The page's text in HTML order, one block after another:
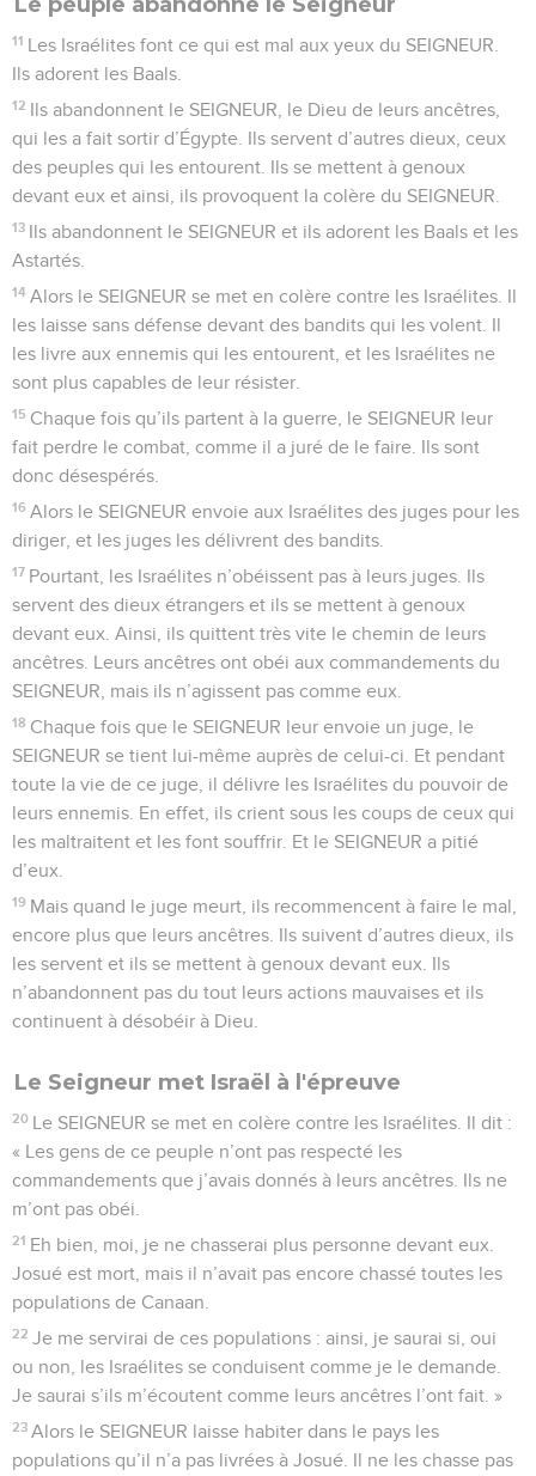
11 Les Israélites font ce qui est mal aux yeux du SEIGNEUR.
Ils adorent les Baals.
12 Ils abandonnent le SEIGNEUR, le Dieu de leurs ancêtres,
qui les a fait sortir d’Égypte. Ils servent d’autres dieux, ceux
des peuples qui les entourent. Ils se mettent à genoux
devant eux et ainsi, ils provoquent la colère du SEIGNEUR.
13 Ils abandonnent le SEIGNEUR et ils adorent les Baals et les
Astartés.
14 Alors le SEIGNEUR se met en colère contre les Israélites. Il
les laisse sans défense devant des bandits qui les volent. Il
les livre aux ennemis qui les entourent, et les Israélites ne
sont plus capables de leur résister.
15 Chaque fois qu’ils partent à la guerre, le SEIGNEUR leur
fait perdre le combat, comme il a juré de le faire. Ils sont
donc désespérés.
16 Alors le SEIGNEUR envoie aux Israélites des juges pour les
diriger, et les juges les délivrent des bandits.
17 Pourtant, les Israélites n’obéissent pas à leurs juges. Ils
servent des dieux étrangers et ils se mettent à genoux
devant eux. Ainsi, ils quittent très vite le chemin de leurs
ancêtres. Leurs ancêtres ont obéi aux commandements du
SEIGNEUR, mais ils n’agissent pas comme eux.
18 Chaque fois que le SEIGNEUR leur envoie un juge, le
SEIGNEUR se tient lui-même auprès de celui-ci. Et pendant
toute la vie de ce juge, il délivre les Israélites du pouvoir de
leurs ennemis. En effet, ils crient sous les coups de ceux qui
les maltraitent et les font souffrir. Et le SEIGNEUR a pitié
d’eux.
19 Mais quand le juge meurt, ils recommencent à faire le mal,
encore plus que leurs ancêtres. Ils suivent d’autres dieux, ils
les servent et ils se mettent à genoux devant eux. Ils
n’abandonnent pas du tout leurs actions mauvaises et ils
continuent à désobéir à Dieu.
Le Seigneur met Israël à l'épreuve
20 Le SEIGNEUR se met en colère contre les Israélites. Il dit :
« Les gens de ce peuple n’ont pas respecté les
commandements que j’avais donnés à leurs ancêtres. Ils ne
m’ont pas obéi.
21 Eh bien, moi, je ne chasserai plus personne devant eux.
Josué est mort, mais il n’avait pas encore chassé toutes les
populations de Canaan.
22 Je me servirai de ces populations : ainsi, je saurai si, oui
ou non, les Israélites se conduisent comme je le demande.
Je saurai s’ils m’écoutent comme leurs ancêtres l’ont fait. »
23 Alors le SEIGNEUR laisse habiter dans le pays les
populations qu’il n’a pas livrées à Josué. Il ne les chasse pas